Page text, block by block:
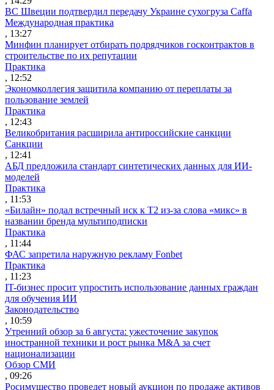
ВС Швеции подтвердил передачу Украине сухогруза Caffa
Международная практика
, 13:27
Минфин планирует отбирать подрядчиков госконтрактов в
строительстве по их репутации
Практика
, 12:52
Экономколлегия защитила компанию от переплаты за
пользование землей
Практика
, 12:43
Великобритания расширила антироссийские санкции
Санкции
, 12:41
АБД предложила стандарт синтетических данных для ИИ-
моделей
Практика
, 11:53
«Билайн» подал встречный иск к Т2 из-за слова «микс» в
названии бренда мультиподписки
Практика
, 11:44
ФАС запретила наружную рекламу Fonbet
Практика
, 11:23
IT-бизнес просит упростить использование данных граждан
для обучения ИИ
Законодательство
, 10:59
Утренний обзор за 6 августа: ужесточение закупок
иностранной техники и рост рынка M&A за счет
национализации
Обзор СМИ
, 09:26
Росимущество проведет новый аукцион по продаже активов